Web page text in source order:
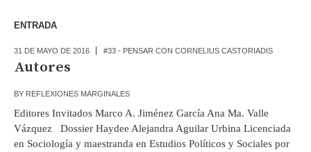
ENTRADA
31 DE MAYO DE 2016 #33 - PENSAR CON CORNELIUS CASTORIADIS
Autores
BY REFLEXIONES MARGINALES
Editores Invitados Marco A. Jiménez García Ana Ma. Valle
Vázquez Dossier Haydee Alejandra Aguilar Urbina Licenciada
en Sociología y maestranda en Estudios Políticos y Sociales por